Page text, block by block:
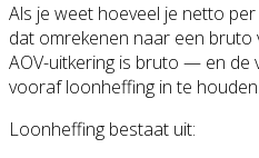
Als je weet hoeveel je netto
dat omrekenen naar een bruto
AOV-uitkering is bruto — en de
vooraf loonheffing in te houden.
Loonheffing bestaat uit: